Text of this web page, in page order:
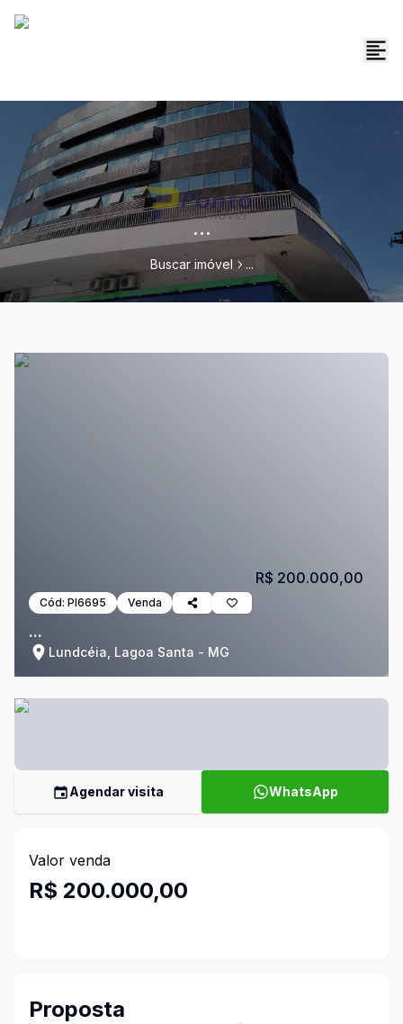
...
Buscar imóvel ...
Cód: PI6695 Venda
...
Lundcéia, Lagoa Santa - MG
R$ 200.000,00
Agendar visita WhatsApp
Valor venda
R$ 200.000,00
Proposta